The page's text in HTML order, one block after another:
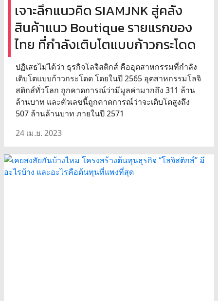
เจาะลึกแนวคิด SIAMJNK สู่คลัง
สินค้าแนว Boutique รายแรกของ
ไทย ที่กำลังเติบโตแบบก้าวกระโดด
ปฏิเสธไม่ได้ว่า ธุรกิจโลจิสติกส์ คืออุตสาหกรรมที่กำลัง
เติบโตแบบก้าวกระโดด โดยในปี 2565 อุตสาหกรรมโลจิ
สติกส์ทั่วโลก ถูกคาดการณ์ว่ามีมูลค่ามากถึง 311 ล้าน
ล้านบาท และตัวเลขนี้ถูกคาดการณ์ว่าจะเติบโตสูงถึง
507 ล้านล้านบาท ภายในปี 2571
24 เม.ย. 2023